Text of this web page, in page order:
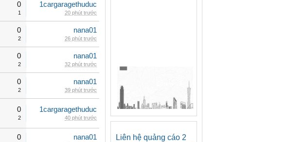
0
1
1cargaragethuduc
20 phút trước
0
2
nana01
26 phút trước
0
2
nana01
32 phút trước
0
2
nana01
39 phút trước
0
2
1cargaragethuduc
40 phút trước
0 nana01 Liên hệ quảng cáo 2